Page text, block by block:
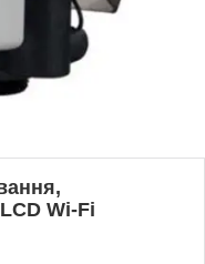
Wi-Fi